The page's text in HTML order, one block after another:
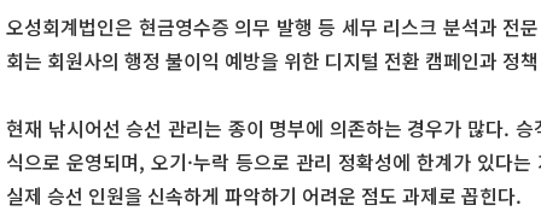
오성회계법인은 현금영수증 의무 발행 등 세무 리스크 분석과 전
회는 회원사의 행정 불이익 예방을 위한 디지털 전환 캠페인과 정
현재 낚시어선 승선 관리는 종이 명부에 의존하는 경우가 많다.
식으로 운영되며, 오기·누락 등으로 관리 정확성에 한계가 있다
실제 승선 인원을 신속하게 파악하기 어려운 점도 과제로 꼽힌다.